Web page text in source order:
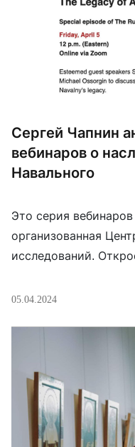
Сергей Чапнин
вебинаров о
Навального
Это серия вебинаров
организованная
исследований.
Михаил Осоргин.
возвращения
российскую
английский.
05.04.2024